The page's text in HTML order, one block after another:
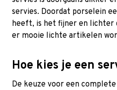
servies. Doordat porselein
heeft, is het fijner en lichter
er mooie lichte artikelen
Hoe kies je een
De keuze voor een